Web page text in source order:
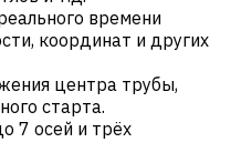
времени
координат и других
центра трубы,
старта.
7 осей и трёх